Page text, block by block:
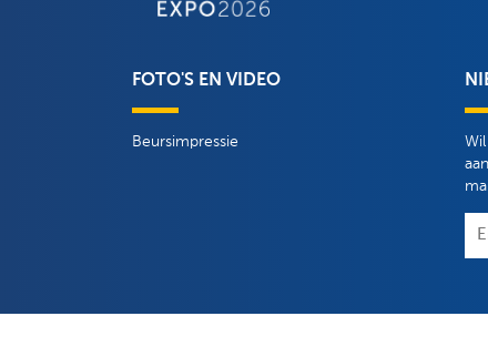
FOTO'S EN VIDEO
Beursimpressie